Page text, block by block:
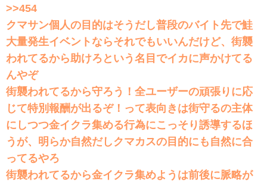
>>454
クマサン個人の目的はそうだし普段のバイト先で鮭
大量発生イベントならそれでもいいんだけど、街襲
われてるから助けろという名目でイカに声かけてる
んやぞ
街襲われてるから守ろう！全ユーザーの頑張りに応
じて特別報酬が出るぞ！って表向きは街守るの主体
にしつつ金イクラ集める行為にこっそり誘導するほ
うが、明らか自然だしクマカスの目的にも自然に合
ってるやろ
街襲われてるから金イクラ集めようは前後に脈略が